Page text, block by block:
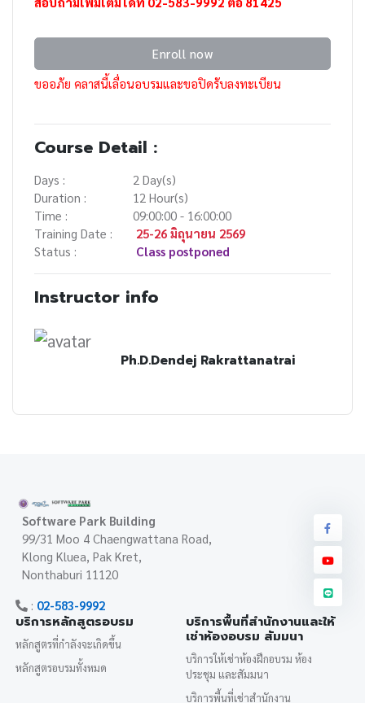
Enroll now
ขออภัย คลาสนี้เลื่อนอบรมและขอปิดรับลงทะเบียน
Course Detail :
Days :
2 Day(s)
Duration :
12 Hour(s)
Time :
09:00:00 - 16:00:00
Training Date :
25-26 มิถุนายน 2569
Status :
Class postponed
Instructor info
Ph.D.Dendej Rakrattanatrai
Software Park Building
99/31 Moo 4 Chaengwattana Road,
Klong Kluea, Pak Kret,
Nonthaburi 11120
: 02-583-9992
บริการหลักสูตรอบรม
หลักสูตรที่กำลังจะเกิดขึ้น
หลักสูตรอบรมทั้งหมด
บริการพื้นที่สำนักงานและให้
เช่าห้องอบรม สัมมนา
บริการให้เช่าห้องฝึกอบรม ห้อง
ประชุม และสัมมนา
บริการพื้นที่เช่าสำนักงาน